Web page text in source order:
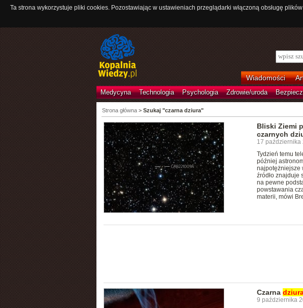
Ta strona wykorzystuje pliki cookies. Pozostawiając w ustawieniach przeglądarki włączoną obsługę
Wiadomości
Medycyna Technologia Psychologia Zdrowie/uroda
Strona główna> Szukaj "czarna dziura"
Bliski Ziemi
czarnych
17 października
Tydzień temu
później
najpotężniejsze
źródło znajduje
na pewne
powstawania
materii, mówi
Czarna
9 października